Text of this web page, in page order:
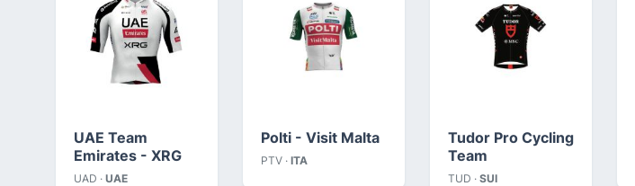
UAE Team
Emirates - XRG
UAD · UAE
Polti - Visit Malta
PTV · ITA
Tudor Pro Cycling
Team
TUD · SUI